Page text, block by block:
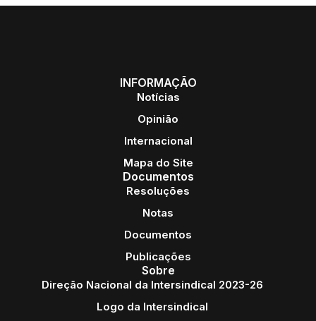
INFORMAÇÃO
Notícias
Opinião
Internacional
Mapa do Site
Documentos
Resoluções
Notas
Documentos
Publicações
Sobre
Direção Nacional da Intersindical 2023-26
Logo da Intersindical